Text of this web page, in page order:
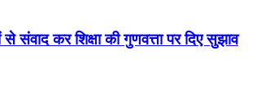
कर शिक्षा की गुणवत्ता पर दिए सुझाव